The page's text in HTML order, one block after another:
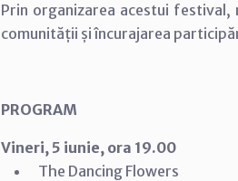
Prin organizarea acestui
comunității și încurajarea
PROGRAM
Vineri, 5 iunie, ora 19.00
The Dancing Flowers